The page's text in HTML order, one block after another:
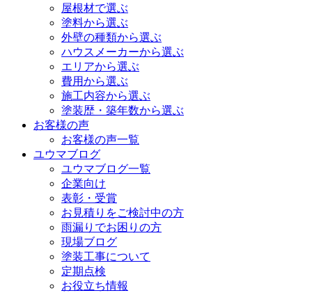
屋根材で選ぶ
塗料から選ぶ
外壁の種類から選ぶ
ハウスメーカーから選ぶ
エリアから選ぶ
費用から選ぶ
施工内容から選ぶ
塗装歴・築年数から選ぶ
お客様の声
お客様の声一覧
ユウマブログ
ユウマブログ一覧
企業向け
表彰・受賞
お見積りをご検討中の方
雨漏りでお困りの方
現場ブログ
塗装工事について
定期点検
お役立ち情報